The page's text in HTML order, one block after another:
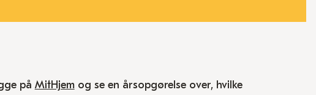
på MitHjemog se en årsopgørelse over, hvilke